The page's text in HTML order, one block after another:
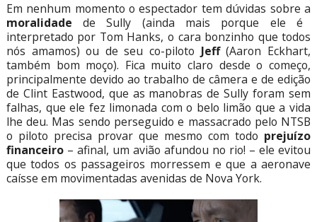
Em nenhum momento o espectador tem dúvidas sobre a
moralidade de Sully (ainda mais porque ele é
interpretado por Tom Hanks, o cara bonzinho que todos
nós amamos) ou de seu co-piloto Jeff(Aaron Eckhart,
também bom moço). Fica muito claro desde o começo,
principalmente devido ao trabalho de câmera e de edição
de Clint Eastwood, que as manobras de Sully foram sem
falhas, que ele fez limonada com o belo limão que a vida
lhe deu. Mas sendo perseguido e massacrado pelo NTSB
o piloto precisa provar que mesmo com todo prejuízo
financeiro– afinal, um avião afundou no rio! – ele evitou
que todos os passageiros morressem e que a aeronave
caísse em movimentadas avenidas de Nova York.